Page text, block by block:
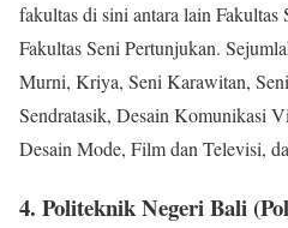
fakultas di sini antara lain Fakultas
Fakultas Seni Pertunjukan.
Murni, Kriya, Seni Karawitan,
Sendratasik, Desain Komunikasi
Desain Mode, Film dan Televisi,
4. Politeknik Negeri Bali